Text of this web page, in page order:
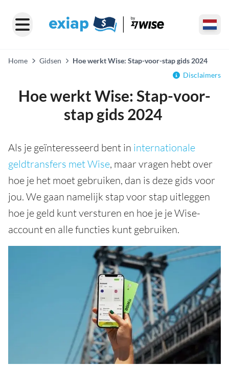
Home Gidsen
Hoe werkt Wise: Stap-voor-stap gids 2024
Disclaimers
Hoe werkt Wise: Stap-voor-
stap gids 2024
Als je geïnteresseerd bent in internationale
geldtransfers met Wise, maar vragen hebt over
hoe je het moet gebruiken, dan is deze gids voor
jou. We gaan namelijk stap voor stap uitleggen
hoe je geld kunt versturen en hoe je je Wise-
account en alle functies kunt gebruiken.